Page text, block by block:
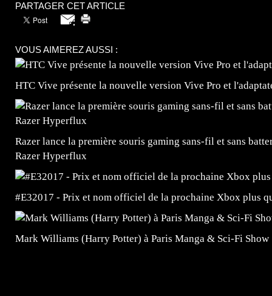
PARTAGER CET ARTICLE
VOUS AIMEREZ AUSSI :
HTC Vive présente la nouvelle version Vive Pro et
Razer lance la première souris gaming sans-fil et sans
Razer Hyperflux
#E32017 - Prix et nom officiel de la prochaine Xbox plus
Mark Williams (Harry Potter) à Paris Manga & Sci-Fi Show